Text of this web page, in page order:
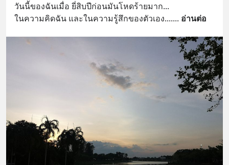
วันนี้ของฉันเมื่อ ยี่สิบปีก่อนมันโหดร้ายมาก...
ในความคิดฉัน และในความรู้สึกของตัวเอง....... อ่านต่อ